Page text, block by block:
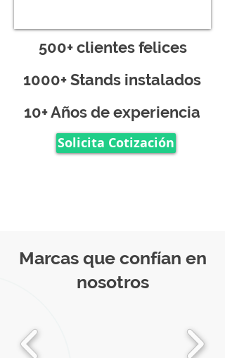
500+ clientes felices
1000+ Stands instalados
10+ Años de experiencia
Solicita Cotización
Marcas que confían en
nosotros